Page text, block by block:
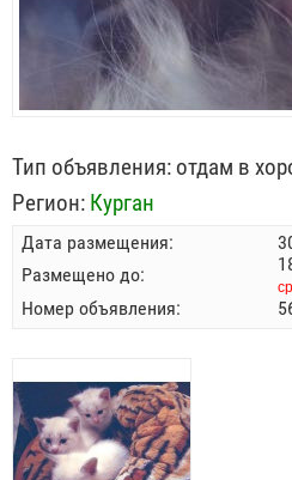
Тип объявления:отдам в
Регион: Курган
Дата размещения:
Размещено до:
Номер объявления: